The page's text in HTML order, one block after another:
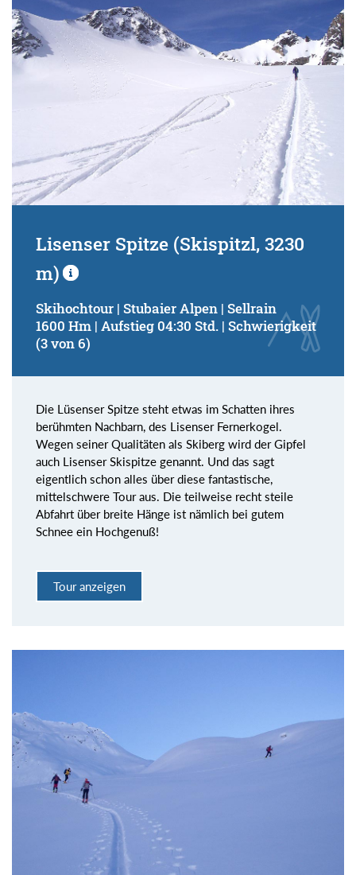
Lisenser Spitze (Skispitzl, 3230
m)
Skihochtour | Stubaier Alpen | Sellrain
1600 Hm | Aufstieg 04:30 Std. | Schwierigkeit
(3 von 6)
Die Lüsenser Spitze steht etwas im Schatten ihres
berühmten Nachbarn, des Lisenser Fernerkogel.
Wegen seiner Qualitäten als Skiberg wird der Gipfel
auch Lisenser Skispitze genannt. Und das sagt
eigentlich schon alles über diese fantastische,
mittelschwere Tour aus. Die teilweise recht steile
Abfahrt über breite Hänge ist nämlich bei gutem
Schnee ein Hochgenuß!
Tour anzeigen